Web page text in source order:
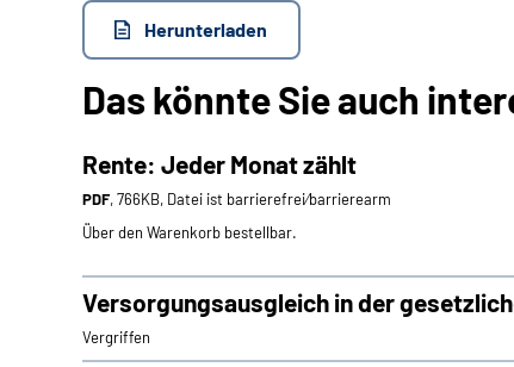
Herunterladen
Das könnte Sie auch
Rente: Jeder Monat zählt
PDF, 766KB, Datei ist barrierefrei⁄barrierearm
Über den Warenkorb bestellbar.
Versorgungsausgleich in der
Vergriffen